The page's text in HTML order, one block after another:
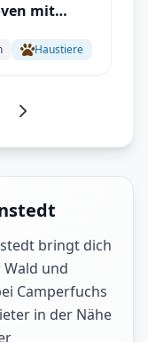
mit
für bis zu
Haustiere
bringt dich
und
Camperfuchs
in der Nähe